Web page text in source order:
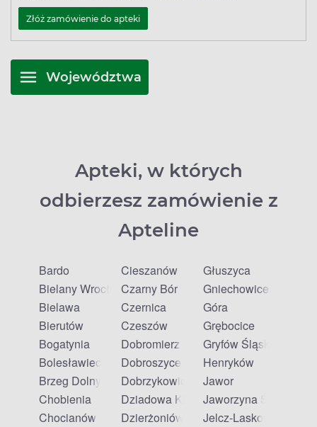
Złóż zamówienie do apteki
Województwa
Apteki, w których
odbierzesz zamówienie z
Apteline
Bardo
Bielany Wrocławskie
Bielawa
Bierutów
Bogatynia
Bolesławiec
Brzeg Dolny
Chobienia
Chocianów
Cieszanów
Czarny Bór
Czernica
Czeszów
Dobromierz
Dobroszyce
Dobrzykowice
Dziadowa Kłoda
Dzierżoniów
Głuszyca
Gniechowice
Góra
Grębocice
Gryfów Śląski
Henryków
Jawor
Jaworzyna Śląska
Jelcz-Laskowice